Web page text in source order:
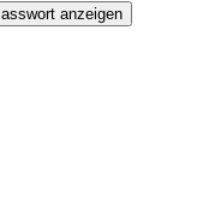
anzeigen